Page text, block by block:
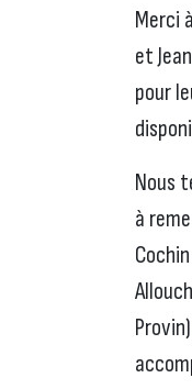
Merci
et
pour
Nous
à